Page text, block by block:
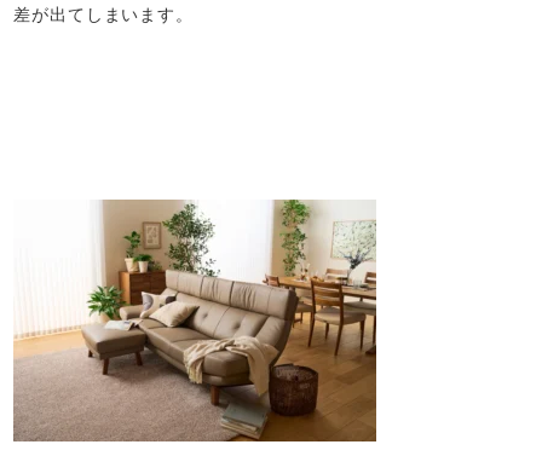
差が出てしまいます。